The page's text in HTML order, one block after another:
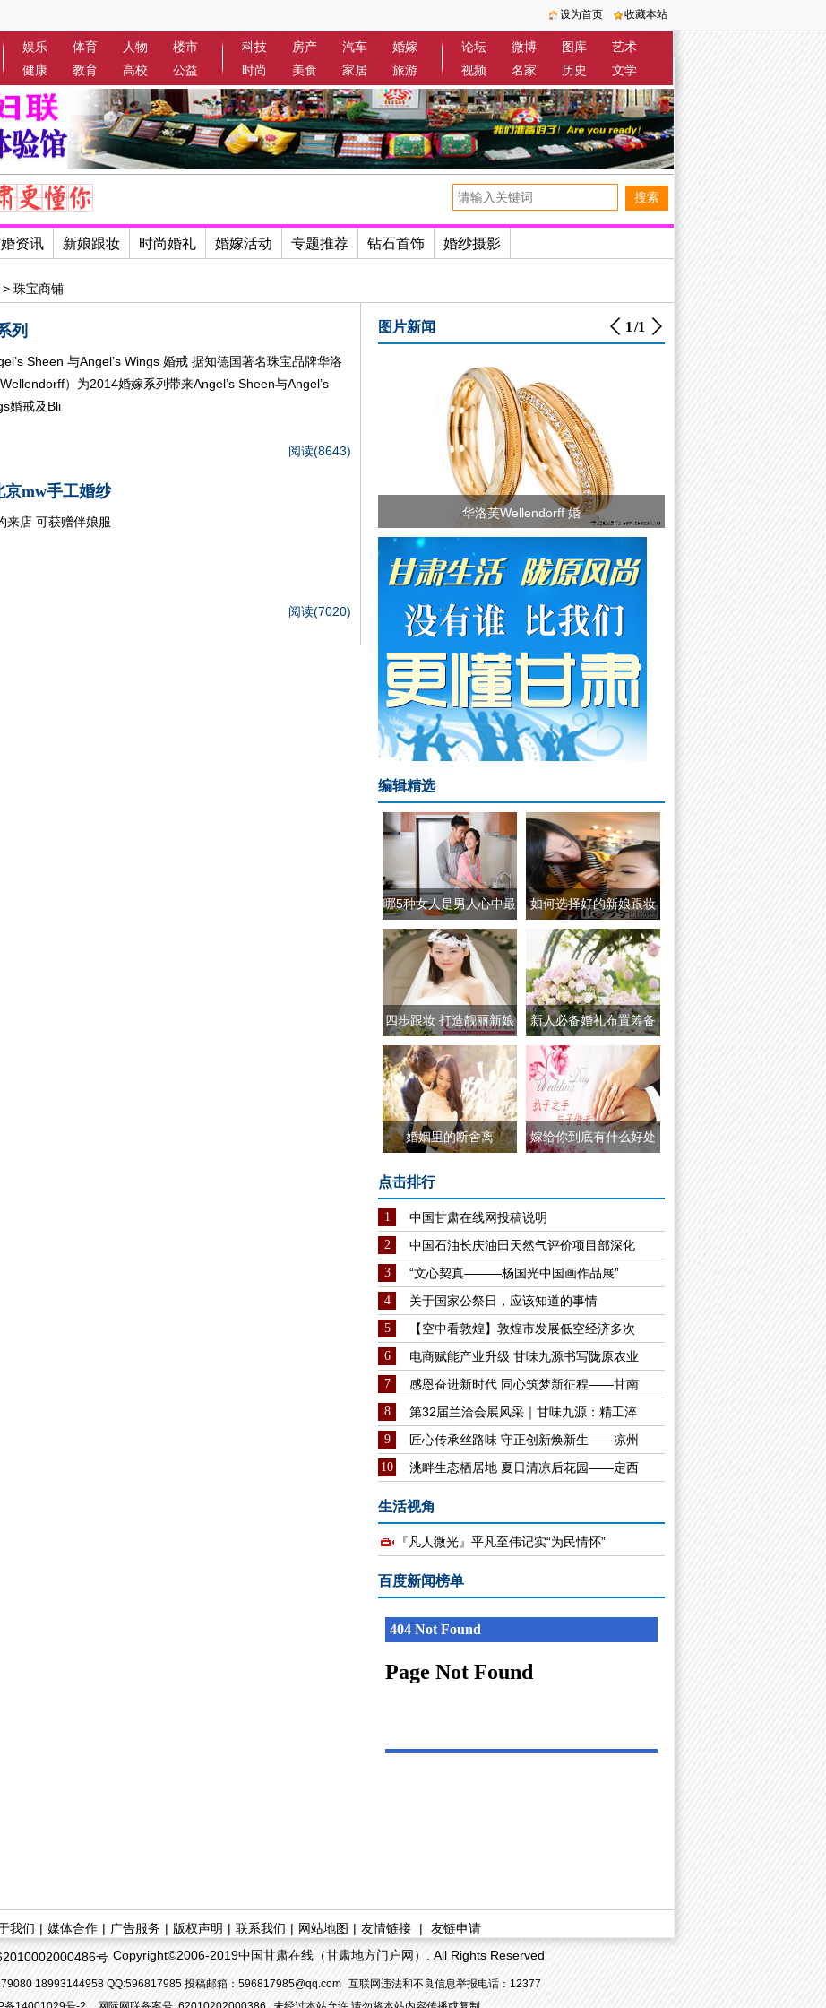
设为首页 收藏本站
娱乐 体育 人物
楼市
健康
教育 高校 公益
科技 房产 汽车
婚嫁
时尚
美食 家居 旅游
论坛 微博 图库
艺术
视频
名家 历史 文学
资讯 新娘跟妆 时尚婚礼 婚嫁活动 专题推荐 钻石首饰 婚纱摄影
> 珠宝商铺
列
Sheen 与Angel’s Wings 婚戒 据知德国著名珠宝品牌华洛
）为2014婚嫁系列带来Angel’s Sheen与Angel’s
婚戒及Bli
阅读(8643)
mw手工婚纱
来店 可获赠伴娘服
阅读(7020)
图片新闻 1
/
1
华洛芙Wellendorff 婚
西式婚礼婚宴餐桌设计
Angelababy结婚钻戒曝
唯一能把黄晓明Angela
新人必备婚礼布置筹备
婚姻里的断舍离
编辑精选
哪5种女人是男人心中最 如何选择好的新娘跟妆
四步跟妆 打造靓丽新娘 新人必备婚礼布置筹备
婚姻里的断舍离 嫁给你到底有什么好处
点击排行
1 中国甘肃在线网投稿说明
2 中国石油长庆油田天然气评价项目部深化
3 “文心契真———杨国光中国画作品展”
4 关于国家公祭日，应该知道的事情
5 【空中看敦煌】敦煌市发展低空经济多次
6 电商赋能产业升级 甘味九源书写陇原农业
7 感恩奋进新时代 同心筑梦新征程——甘南
8 第32届兰洽会展风采｜甘味九源：精工淬
9 匠心传承丝路味 守正创新焕新生——凉州
10 洮畔生态栖居地 夏日清凉后花园——定西
生活视角
『凡人微光』平凡至伟记实“为民情怀”
百度新闻榜单
我们 | 媒体合作 | 广告服务 | 版权声明 | 联系我们 | 网站地图 | 友情链接 |
友链申请
号 Copyright©2006-2019中国甘肃在线（甘肃地方门户网）. All Rights Reserved
18993144958 QQ:596817985 投稿邮箱：596817985@qq.com 互联网违法和不良信息举报电话：12377